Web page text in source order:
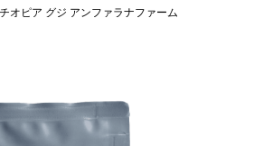
オピア グジ アンファラナファーム